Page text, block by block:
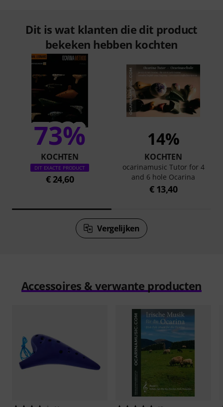
Dit is wat klanten die dit product
bekeken hebben kochten
73%
KOCHTEN
DIT EXACTE PRODUCT
€ 24,60
14%
KOCHTEN
ocarinamusic Tutor for 4
and 6 hole Ocarina
€ 13,40
Vergelijken
Accessoires & verwante producten